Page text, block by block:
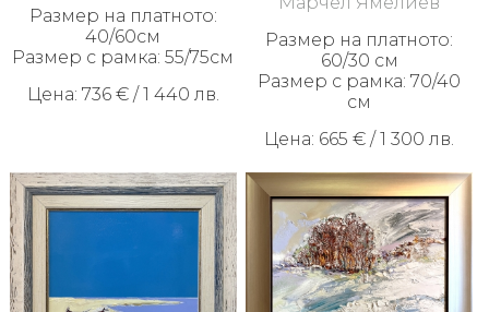
Размер на платното:
40/60см
Размер с рамка: 55/75см
Цена: 736 € / 1 440 лв.
Размер на платното:
60/30 см
Размер с рамка: 70/40
см
Цена: 665 € / 1 300 лв.